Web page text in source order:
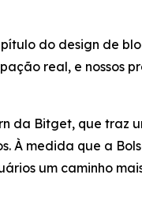
do design de
real, e nossos
da Bitget, que
À medida que a
um caminho